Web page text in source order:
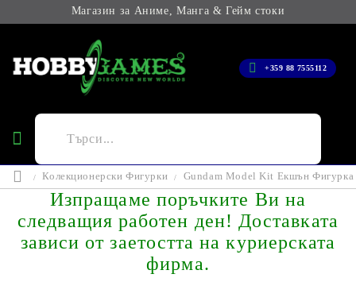
Магазин за Аниме, Манга & Гейм стоки
+359 88 7555112
Колекционерски Фигурки Gundam Model Kit Екшън
Изпращаме поръчките Ви на
следващия работен ден! Доставката
зависи от заетостта на куриерската
фирма.